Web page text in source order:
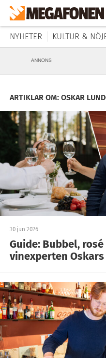
NYHETER KULTUR &
ANNONS
ARTIKLAR OM: OSKAR
30 jun 2026
Guide: Bubbel,
vinexperten